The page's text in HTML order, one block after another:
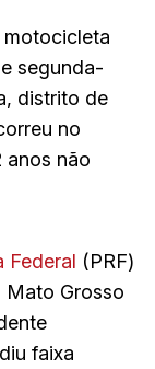
motocicleta
segunda-
distrito de
no
anos não
Federal (PRF)
Mato Grosso
faixa